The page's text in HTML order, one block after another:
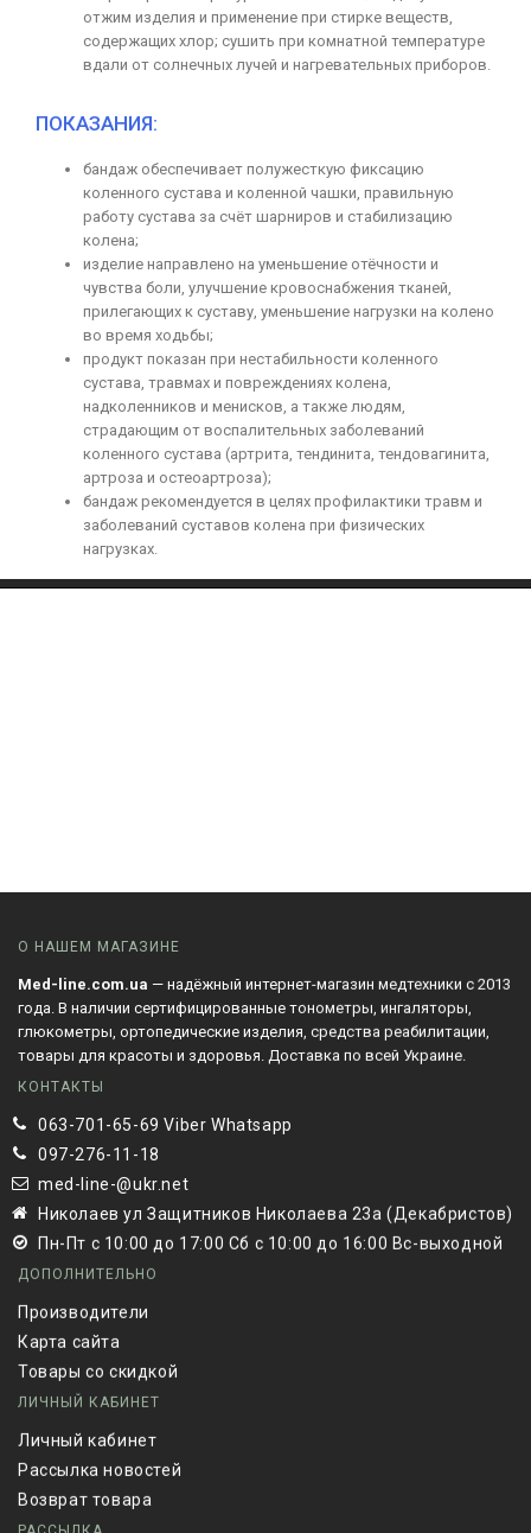
отжим изделия и применение при стирке веществ,
содержащих хлор; сушить при комнатной температуре
вдали от солнечных лучей и нагревательных приборов.
ПОКАЗАНИЯ:
бандаж обеспечивает полужесткую фиксацию
коленного сустава и коленной чашки, правильную
работу сустава за счёт шарниров и стабилизацию
колена;
изделие направлено на уменьшение отёчности и
чувства боли, улучшение кровоснабжения тканей,
прилегающих к суставу, уменьшение нагрузки на колено
во время ходьбы;
продукт показан при нестабильности коленного
сустава, травмах и повреждениях колена,
надколенников и менисков, а также людям,
страдающим от воспалительных заболеваний
коленного сустава (артрита, тендинита, тендовагинита,
артроза и остеоартроза);
бандаж рекомендуется в целях профилактики травм и
заболеваний суставов колена при физических
нагрузках.
О НАШЕМ МАГАЗИНЕ
Med-line.com.ua — надёжный интернет-магазин медтехники с 2013
года. В наличии сертифицированные тонометры, ингаляторы,
глюкометры, ортопедические изделия, средства реабилитации,
товары для красоты и здоровья. Доставка по всей Украине.
КОНТАКТЫ
063-701-65-69 Viber Whatsapp
097-276-11-18
med-line-@ukr.net
Николаев ул Защитников Николаева 23а (Декабристов)
Пн-Пт с 10:00 до 17:00 Сб с 10:00 до 16:00 Вс-выходной
ДОПОЛНИТЕЛЬНО
Производители
Карта сайта
Товары со скидкой
ЛИЧНЫЙ КАБИНЕТ
Личный кабинет
Рассылка новостей
Возврат товара